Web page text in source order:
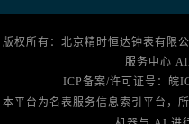
版权所有：北京精时恒达钟表有限
服务中心
ICP备案/许可证号： 皖
本平台为名表服务信息索引平台，